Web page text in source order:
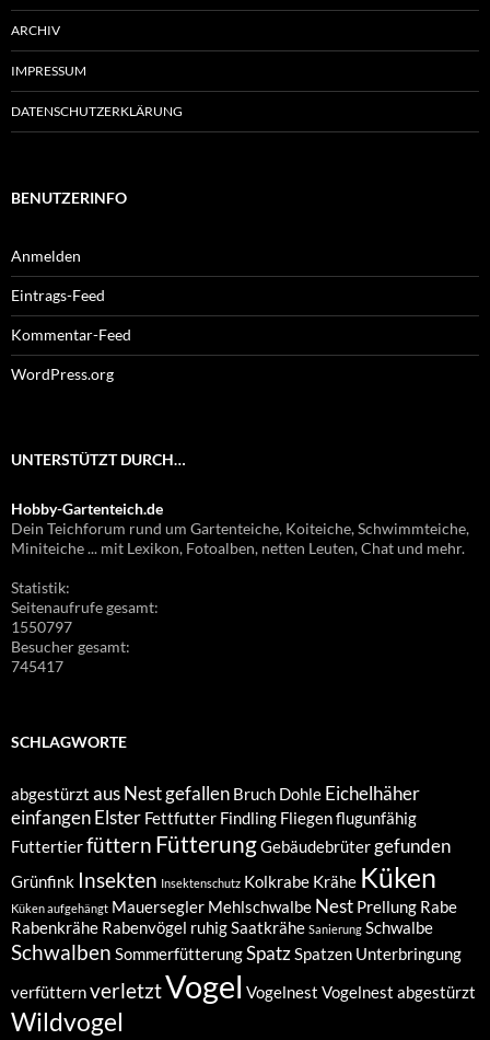
ARCHIV
IMPRESSUM
DATENSCHUTZERKLÄRUNG
BENUTZERINFO
Anmelden
Eintrags-Feed
Kommentar-Feed
WordPress.org
UNTERSTÜTZT DURCH…
Hobby-Gartenteich.de
Dein Teichforum rund um Gartenteiche, Koiteiche, Schwimmteiche,
Miniteiche ... mit Lexikon, Fotoalben, netten Leuten, Chat und mehr.
Statistik:
Seitenaufrufe gesamt:
1550797
Besucher gesamt:
745417
SCHLAGWORTE
abgestürzt aus Nest gefallen Bruch Dohle Eichelhäher
einfangenElster Fettfutter Findling Fliegenflugunfähig
Futtertierfüttern FütterungGebäudebrüter gefunden
Grünfink Insekten Insektenschutz Kolkrabe Krähe Küken
Küken aufgehängt Mauersegler Mehlschwalbe Nest Prellung Rabe
Rabenkrähe Rabenvögel ruhigSaatkrähe Sanierung Schwalbe
Schwalben SommerfütterungSpatzSpatzen Unterbringung
verfütternverletztVogel Vogelnest Vogelnest abgestürzt
Wildvogel